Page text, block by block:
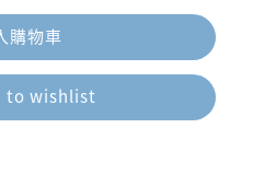
購物車
to wishlist